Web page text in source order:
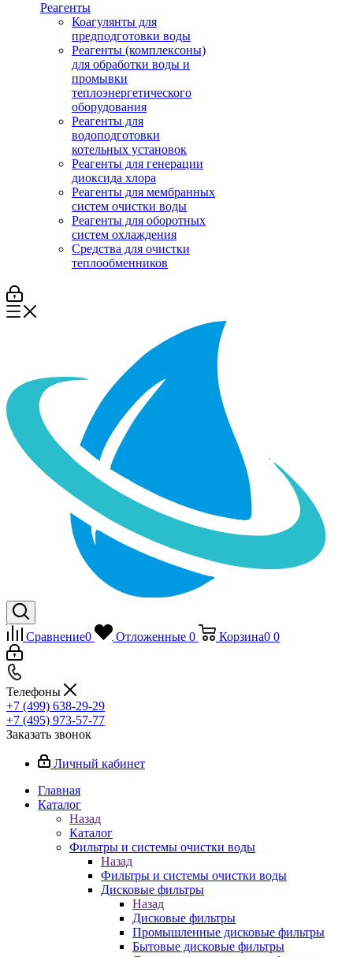
Реагенты
Коагулянты для
предподготовки воды
Реагенты (комплексоны)
для обработки воды и
промывки
теплоэнергетического
оборудования
Реагенты для
водоподготовки
котельных установок
Реагенты для генерации
диоксида хлора
Реагенты для мембранных
систем очистки воды
Реагенты для оборотных
систем охлаждения
Средства для очистки
теплообменников
Сравнение0 Отложенные 0 Корзина0 0
Телефоны
+7 (499) 638-29-29
+7 (495) 973-57-77
Заказать звонок
Личный кабинет
Главная
Каталог
Назад
Каталог
Фильтры и системы очистки воды
Назад
Фильтры и системы очистки воды
Дисковые фильтры
Назад
Дисковые фильтры
Промышленные дисковые фильтры
Бытовые дисковые фильтры